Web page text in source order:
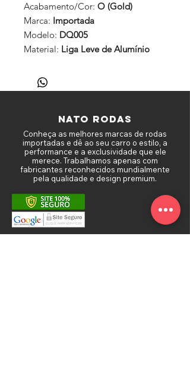
Acabamento/Cor: O (Gold)
Marca: Importada
Modelo: DQ005
Material: Liga Leve de Alumínio
NATO RODAS
Conheça as melhores marcas de rodas
importadas e dê ao seu carro o estilo, a
performance e a exclusividade que ele
merece. Trabalhamos apenas com
fabricantes reconhecidos mundialmente
pela qualidade e design premium.